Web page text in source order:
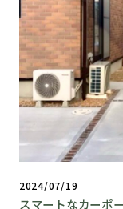
2024/07/19
スマートなカーポ